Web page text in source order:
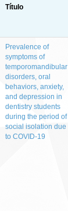
Título
Prevalence of
symptoms of
temporomandibular
disorders, oral
behaviors, anxiety,
and depression in
dentistry students
during the period of
social isolation due
to COVID-19